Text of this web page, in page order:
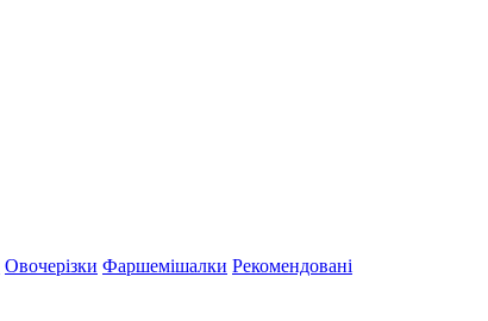
Овочерізки Фаршемішалки Рекомендовані